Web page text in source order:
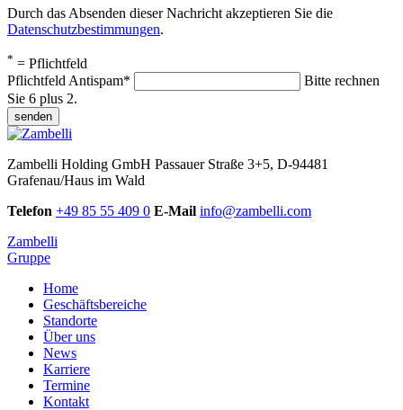
Durch das Absenden dieser Nachricht akzeptieren Sie die
Datenschutzbestimmungen.
* = Pflichtfeld
Pflichtfeld Antispam*
Bitte rechnen
Sie 6 plus 2.
senden
Zambelli Holding GmbH Passauer Straße 3+5, D-94481
Grafenau/Haus im Wald
Telefon +49 85 55 409 0 E-Mail info@zambelli.com
Zambelli
Gruppe
Home
Geschäftsbereiche
Standorte
Über uns
News
Karriere
Termine
Kontakt